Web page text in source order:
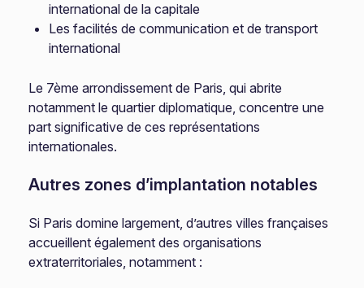
international de la capitale
Les facilités de communication et de transport
international
Le 7ème arrondissement de Paris, qui abrite
notamment le quartier diplomatique, concentre une
part significative de ces représentations
internationales.
Autres zones d’implantation notables
Si Paris domine largement, d’autres villes françaises
accueillent également des organisations
extraterritoriales, notamment :